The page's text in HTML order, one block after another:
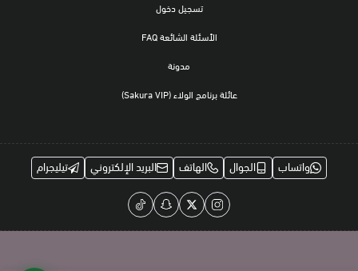
تسجيل دخول
الأسئلة الشائعة FAQ
مدونة
عائلة برنامج الولاء (Sakura VIP)
واتساب الجوال الهاتف البريد الإلكتروني تيليجرام